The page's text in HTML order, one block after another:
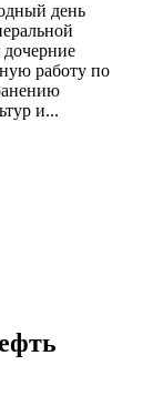
день
работу по
и...